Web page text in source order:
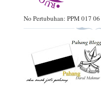
No Pertubuhan: PPM 017